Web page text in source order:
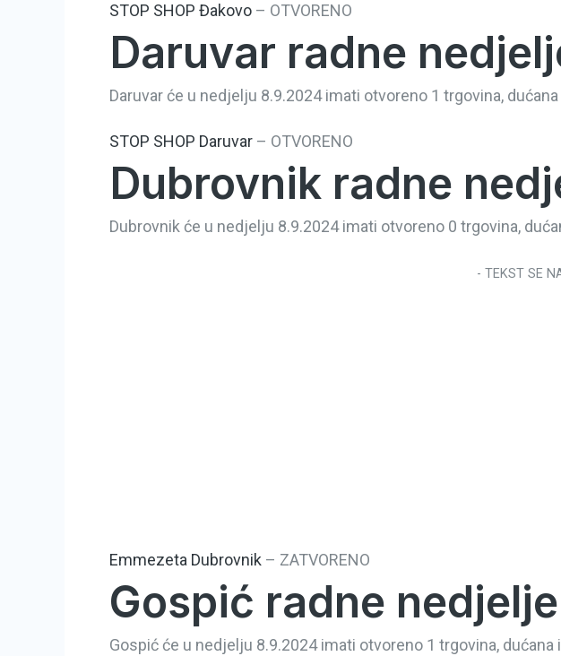
STOP SHOP Đakovo – OTVORENO
Daruvar radne
Daruvar će u nedjelju 8.9.2024 imati otvoreno 1 trgovina,
STOP SHOP Daruvar – OTVORENO
Dubrovnik radne
Dubrovnik će u nedjelju 8.9.2024 imati otvoreno 0 trgovina,
- TEKST SE
Emmezeta Dubrovnik – ZATVORENO
Gospić radne
Gospić će u nedjelju 8.9.2024 imati otvoreno 1 trgovina, dućana